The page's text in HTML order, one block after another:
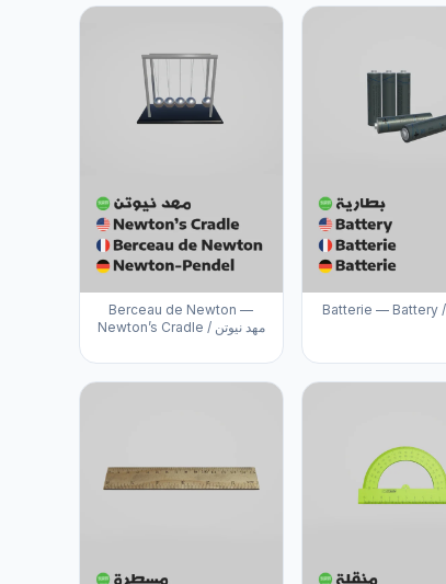
Berceau de Newton —
Newton’s Cradle / مهد نيوتن